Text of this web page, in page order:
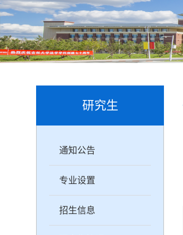
研究生
通知公告
专业设置
招生信息